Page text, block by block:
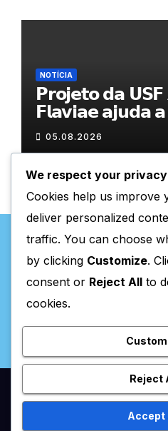
NOTÍCIA
𝗣𝗿𝗼𝗷𝗲𝘁𝗼 𝗱𝗮
𝗙𝗹𝗮𝘃𝗶𝗮𝗲 𝗮𝗷𝘂𝗱𝗮
𝗮𝗻𝘀𝗶𝗲𝗱𝗮𝗱𝗲
05.08.2026
Proudly powered by WordPress|
We respect your privacy
Cookies help us improve
deliver personalized
traffic. You can choose
by clicking Customize.
consent or Reject All to
cookies.
Reject
Accept